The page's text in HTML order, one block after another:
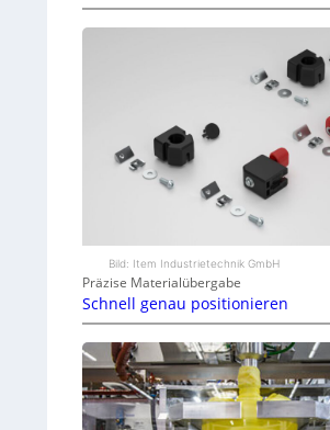
Bild: Item Industrietechnik GmbH
Präzise Materialübergabe
Schnell genau positionieren